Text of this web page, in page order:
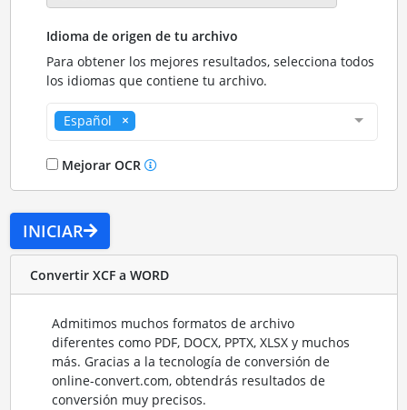
Idioma de origen de tu archivo
Para obtener los mejores resultados, selecciona todos
los idiomas que contiene tu archivo.
Español
Mejorar OCR
INICIAR
Convertir XCF a WORD
Admitimos muchos formatos de archivo
diferentes como PDF, DOCX, PPTX, XLSX y muchos
más. Gracias a la tecnología de conversión de
online-convert.com, obtendrás resultados de
conversión muy precisos.